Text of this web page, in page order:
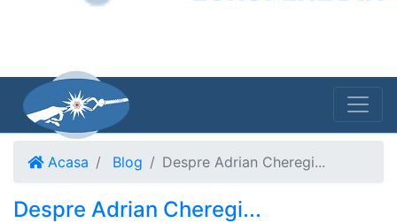
Acasa Blog Despre Adrian Cheregi...
Despre Adrian Cheregi...